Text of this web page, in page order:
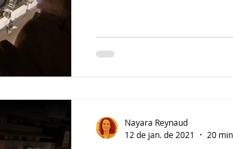
Nayara Reynaud
12 de jan. de 2021
20